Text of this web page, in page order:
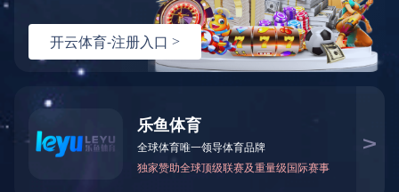
LORA远距离无线门磁门窗防盗报警探测器 Lora红外报警器 远距离无线红外人体入侵感应探测器